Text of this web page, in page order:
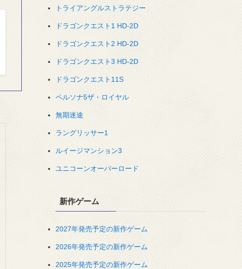
トライアングルストラテジー
ドラゴンクエスト1 HD-2D
ドラゴンクエスト2 HD-2D
ドラゴンクエスト3 HD-2D
ドラゴンクエスト11S
ペルソナ5ザ・ロイヤル
無期迷途
ラングリッサー1
ルイージマンション3
ユニコーンオーバーロード
新作ゲーム
2027年発売予定の新作ゲーム
2026年発売予定の新作ゲーム
2025年発売予定の新作ゲーム